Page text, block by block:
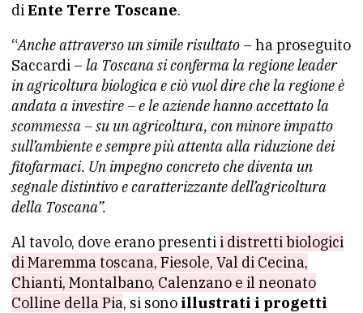
diEnte Terre Toscane.
“Anche attraverso un simile risultato – ha proseguito
Saccardi – la Toscana si conferma la regione leader
in agricoltura biologica e ciò vuol dire che la regione è
andata a investire – e le aziende hanno accettato la
scommessa – su un agricoltura, con minore impatto
sull’ambiente e sempre più attenta alla riduzione dei
fitofarmaci. Un impegno concreto che diventa un
segnale distintivo e caratterizzante dell’agricoltura
della Toscana”.
Al tavolo, dove erano presentii distretti biologici
di Maremma toscana, Fiesole, Val di Cecina,
Chianti, Montalbano, Calenzano e il neonato
Colline della Pia, si sono illustrati i progetti